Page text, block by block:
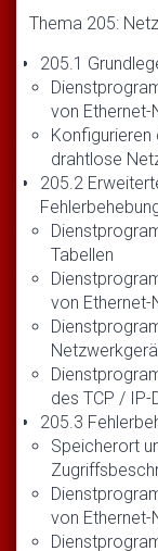
Thema 205:
205.1
von
Konfigurieren
drahtlose
205.2
Tabellen
von
des TCP / IP-
205.3
Speicherort
von